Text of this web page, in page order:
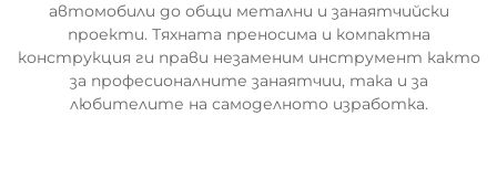
автомобили до общи метални и занаятчийски
проекти. Тяхната преносима и компактна
конструкция ги прави незаменим инструмент както
за професионалните занаятчии, така и за
любителите на самоделното изработка.